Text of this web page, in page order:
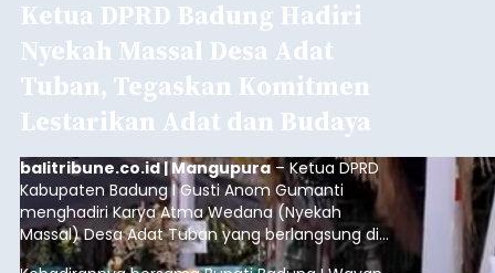
penyaluran kredit yang masih positif, terutama
pada sektor-sektor utama penggerak ekonomi
daerah, dengan risiko kredit yang tetap
terkendali.
Denpasar
Submitted bycontributoronWed, 08/05/2026 - 18:15
Baca Selengkapnya
Sempat Lumpuhkan Jaringan